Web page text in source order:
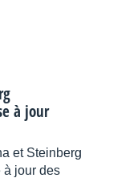
à jour
et Steinberg
à jour des